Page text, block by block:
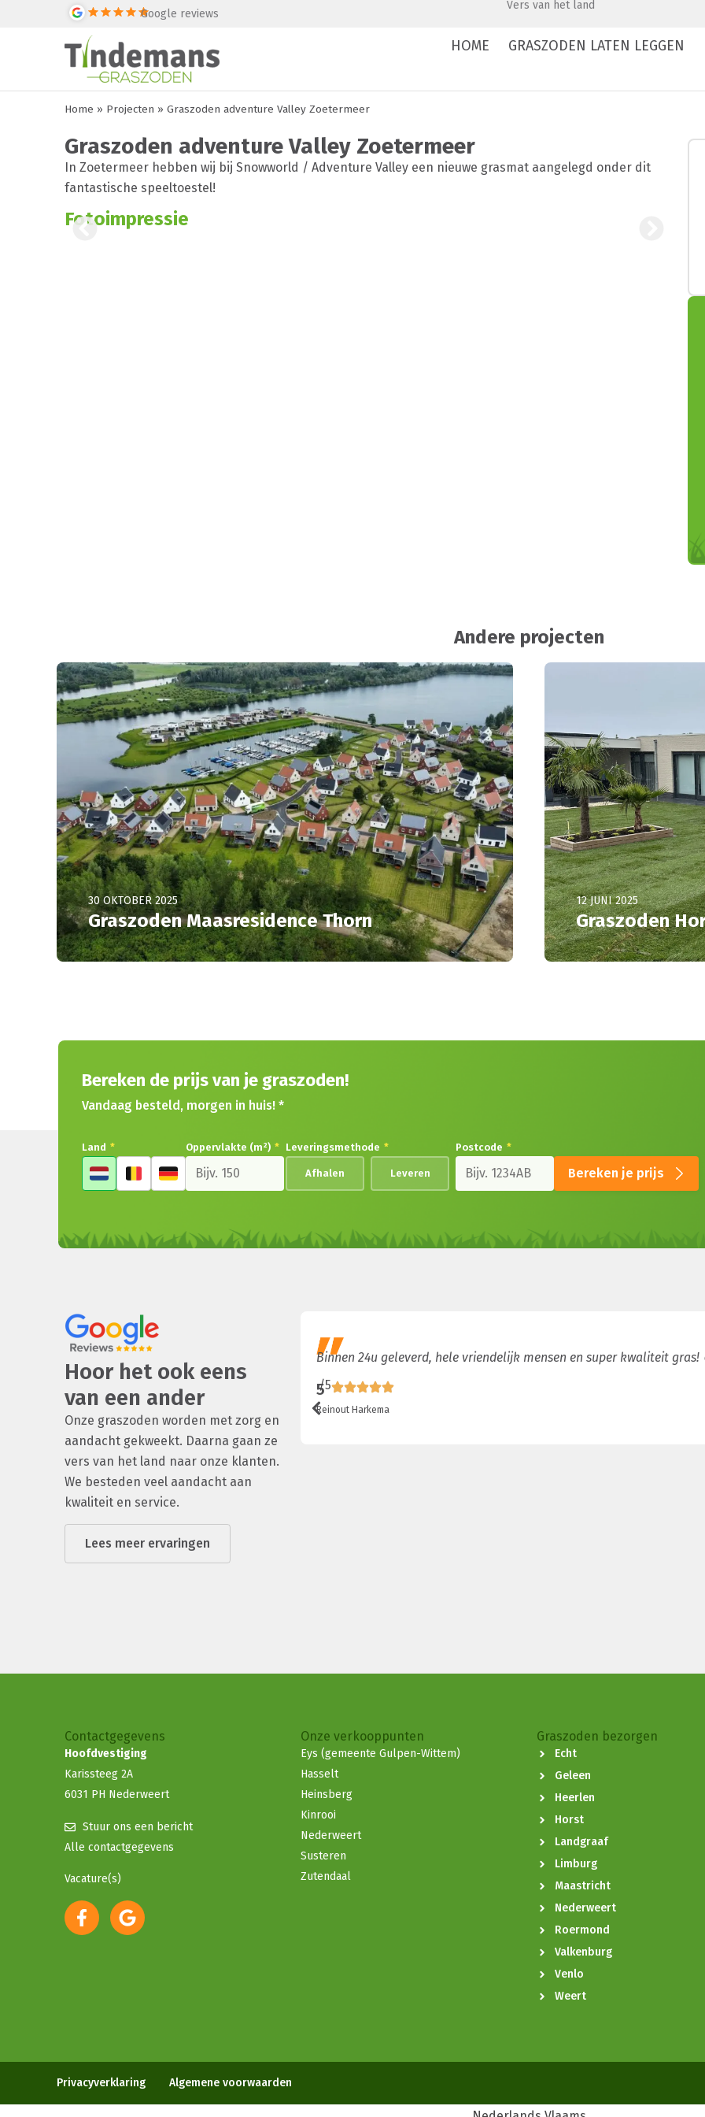
Google reviews
Vers van het land
HOME GRASZODEN LATEN LEGGEN
Home » Projecten » Graszoden adventure Valley Zoetermeer
Graszoden adventure Valley Zoetermeer
In Zoetermeer hebben wij bij Snowworld / Adventure Valley een nieuwe grasmat aangelegd onder dit
fantastische speeltoestel!
Fotoimpressie
Andere projecten
30 OKTOBER 2025
Graszoden Maasresidence Thorn
12 JUNI 2025
Graszoden
Bereken de prijs van je graszoden!
Vandaag besteld, morgen in huis! *
Land * Oppervlakte (m²) * Leveringsmethode *
Afhalen Leveren
Postcode *
Bereken je prijs
Hoor het ook eens
van een ander
Onze graszoden worden met zorg en
aandacht gekweekt. Daarna gaan ze
vers van het land naar onze klanten.
We besteden veel aandacht aan
kwaliteit en service.
Lees meer ervaringen
Binnen 24u geleverd, hele vriendelijk mensen en super kwaliteit
5/5
Reinout Harkema
Contactgegevens
Hoofdvestiging
Karissteeg 2A
6031 PH Nederweert
Stuur ons een bericht
Alle contactgegevens
Vacature(s)
Onze verkooppunten
Eys (gemeente Gulpen-Wittem)
Hasselt
Heinsberg
Kinrooi
Nederweert
Susteren
Zutendaal
Graszoden bezorgen
Echt
Geleen
Heerlen
Horst
Landgraaf
Limburg
Maastricht
Nederweert
Roermond
Valkenburg
Venlo
Weert
Privacyverklaring Algemene voorwaarden